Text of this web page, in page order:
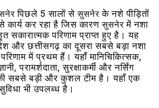
पिछले 5 सालों सेसुसनेरके नशे पीड़ितों
से कार्य कर रहा है जिस कारणसुसनेरमें नशा
सकारात्मक परिणाम प्राप्त हुए है। यह
और छत्तीसगढ़ का दूसरा सबसे बड़ा नशा
में प्रथम हैं। यहाँ मानिचिकित्सक,
परामर्शदाता, सुरक्षाकर्मी और नर्सिंग
सबसे बड़ी और कुशल टीम है। यहाँ एक
भी उपलब्ध है।